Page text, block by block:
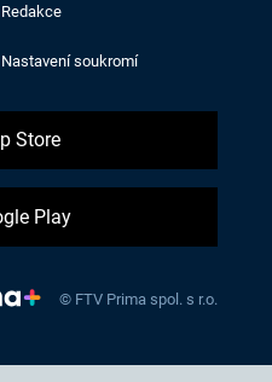
Redakce
Nastavení soukromí
Store
Play
© FTV Prima spol. s r.o.